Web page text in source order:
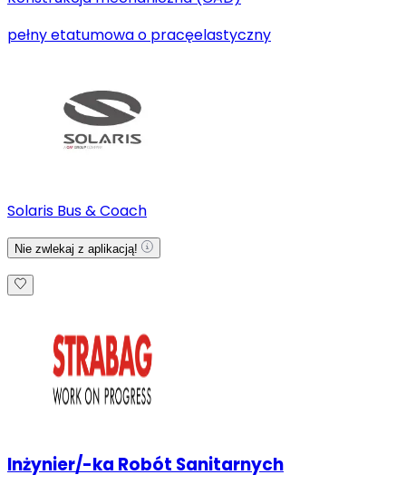
pełny etatumowa o pracęelastyczny
Solaris Bus & Coach
Nie zwlekaj z aplikacją!
Inżynier/-ka Robót Sanitarnych